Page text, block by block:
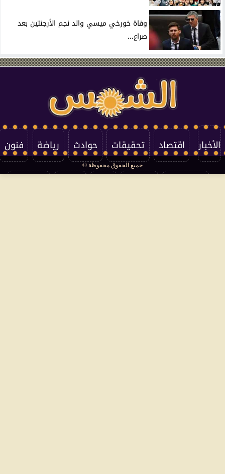
وفاة خورخي ميسي والد نجم الأرجنتين بعد
صراع...
الأخبار اقتصاد تحقيقات حوادث رياضة فنون
جميع الحقوق محفوظة ©